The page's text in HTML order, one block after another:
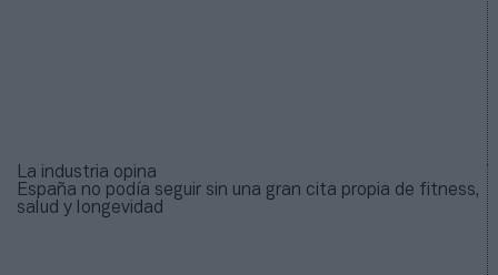
La industria opina
España no podía seguir sin una gran cita propia de fitness,
salud y longevidad